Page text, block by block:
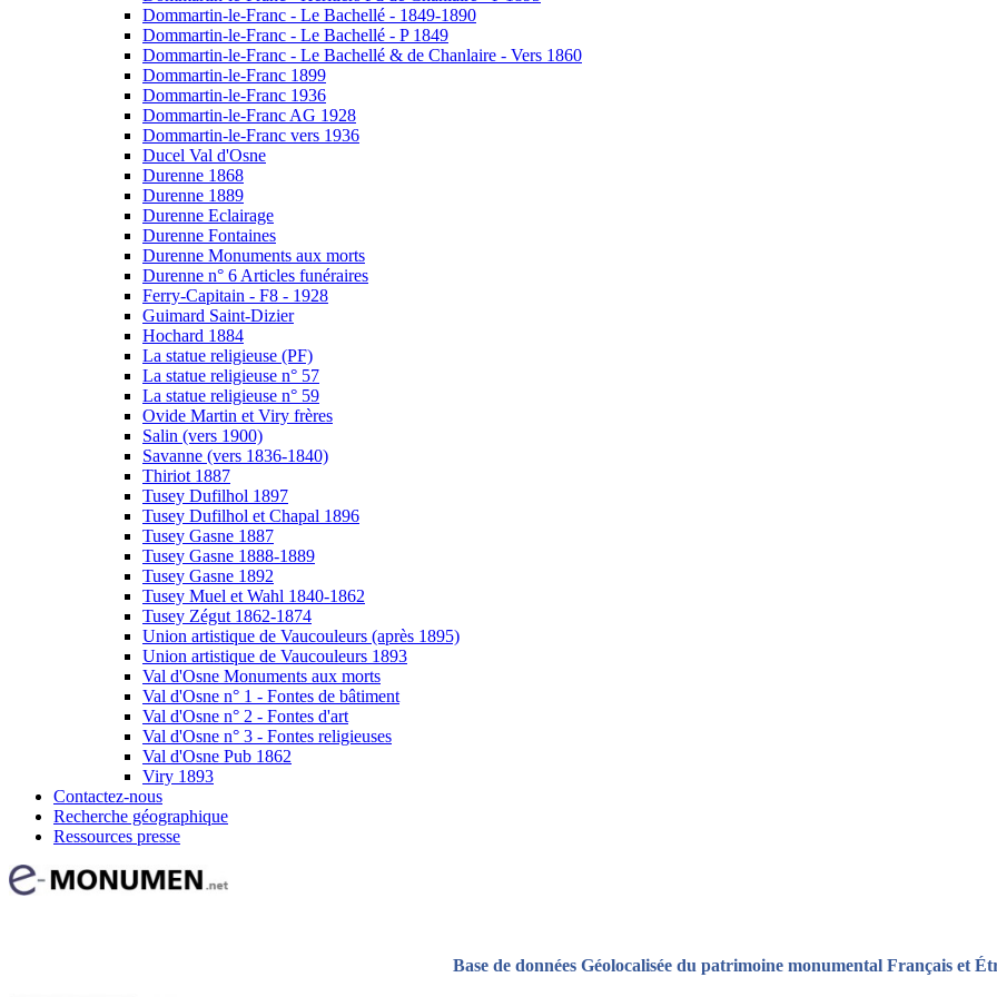
Dommartin-le-Franc - Le Bachellé - 1849-1890
Dommartin-le-Franc - Le Bachellé - P 1849
Dommartin-le-Franc - Le Bachellé & de Chanlaire - Vers 1860
Dommartin-le-Franc 1899
Dommartin-le-Franc 1936
Dommartin-le-Franc AG 1928
Dommartin-le-Franc vers 1936
Ducel Val d'Osne
Durenne 1868
Durenne 1889
Durenne Eclairage
Durenne Fontaines
Durenne Monuments aux morts
Durenne n° 6 Articles funéraires
Ferry-Capitain - F8 - 1928
Guimard Saint-Dizier
Hochard 1884
La statue religieuse (PF)
La statue religieuse n° 57
La statue religieuse n° 59
Ovide Martin et Viry frères
Salin (vers 1900)
Savanne (vers 1836-1840)
Thiriot 1887
Tusey Dufilhol 1897
Tusey Dufilhol et Chapal 1896
Tusey Gasne 1887
Tusey Gasne 1888-1889
Tusey Gasne 1892
Tusey Muel et Wahl 1840-1862
Tusey Zégut 1862-1874
Union artistique de Vaucouleurs (après 1895)
Union artistique de Vaucouleurs 1893
Val d'Osne Monuments aux morts
Val d'Osne n° 1 - Fontes de bâtiment
Val d'Osne n° 2 - Fontes d'art
Val d'Osne n° 3 - Fontes religieuses
Val d'Osne Pub 1862
Viry 1893
Contactez-nous
Recherche géographique
Ressources presse
Base de données Géolocalisée du patrimoine monumental Français et